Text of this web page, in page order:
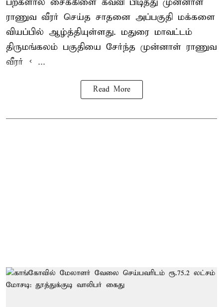
பற்களால் சைக்கிளை கவ்வி பிடித்து முன்னாள்
ராணுவ வீரர் செய்த சாதனை அப்பகுதி மக்களை
வியப்பில் ஆழ்த்தியுள்ளது. மதுரை மாவட்டம்
திருமங்கலம் பகுதியை சேர்ந்த முன்னாள் ராணுவ
வீரர் < ...
Read More